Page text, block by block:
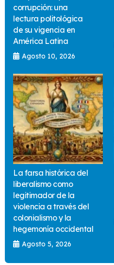
corrupción: una
lectura politológica
de su vigencia en
América Latina
Agosto 10, 2026
La farsa histórica del
liberalismo como
legitimador de la
violencia a través del
colonialismo y la
hegemonía occidental
Agosto 5, 2026